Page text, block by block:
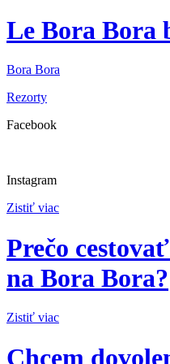
Le Bora Bora
Bora Bora
Rezorty
Facebook
Instagram
Zistiť viac
Prečo
na Bora Bora?
Zistiť viac
Chcem